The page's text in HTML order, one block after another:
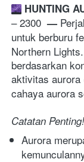
HUNTING
– 2300 —
untuk berburu
Northern
berdasarkan
aktivitas aurora
cahaya aurora
Catatan Penting!
Aurora